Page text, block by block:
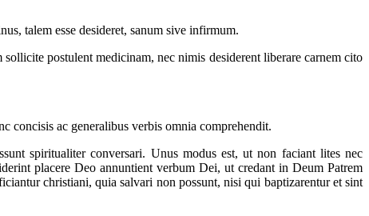
talem esse desideret, sanum sive infirmum.
postulent medicinam, nec nimis desiderent liberare carnem cito
concisis ac generalibus verbis omnia comprehendit.
spiritualiter conversari. Unus modus est, ut non faciant lites nec
placere Deo annuntient verbum Dei, ut credant in Deum Patrem
christiani, quia salvari non possunt, nisi qui baptizarentur et sint